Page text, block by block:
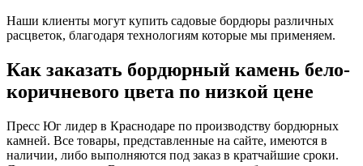
Наши клиенты могут купить садовые бордюры различных
расцветок, благодаря технологиям которые мы применяем.
Как заказать бордюрный камень бело-
коричневого цвета по низкой цене
Пресс Юг лидер в Краснодаре по производству бордюрных
камней. Все товары, представленные на сайте, имеются в
наличии, либо выполняются под заказ в кратчайшие сроки.